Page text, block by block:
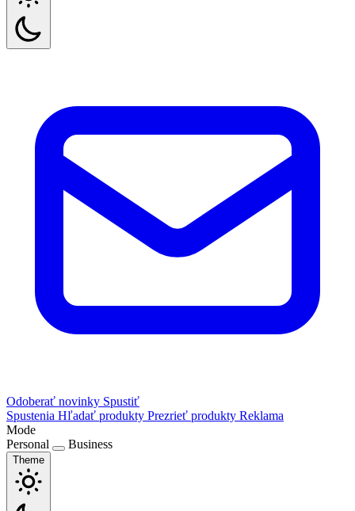
Odoberať novinky Spustiť
Spustenia Hľadať produkty Prezrieť produkty Reklama
Mode
Personal
Business
Theme